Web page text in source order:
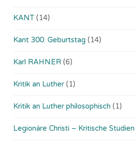
KANT (14)
Kant 300. Geburtstag (14)
Karl RAHNER (6)
Kritik an Luther (1)
Kritik an Luther philosophisch (1)
Legionäre Christi – Kritische Studien